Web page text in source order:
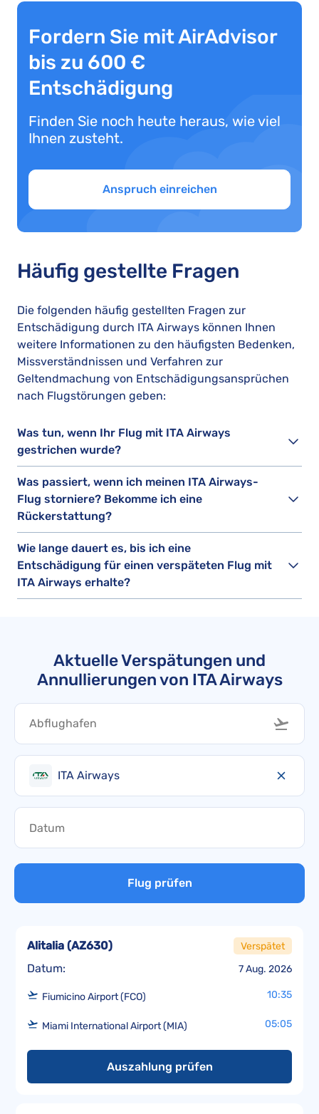
Fordern Sie mit AirAdvisor
bis zu 600 €
Entschädigung
Finden Sie noch heute heraus, wie viel
Ihnen zusteht.
Anspruch einreichen
Häufig gestellte Fragen
Die folgenden häufig gestellten Fragen zur
Entschädigung durch ITA Airways können Ihnen
weitere Informationen zu den häufigsten Bedenken,
Missverständnissen und Verfahren zur
Geltendmachung von Entschädigungsansprüchen
nach Flugstörungen geben:
Was tun, wenn Ihr Flug mit ITA Airways
gestrichen wurde?
Was passiert, wenn ich meinen ITA Airways-
Flug storniere? Bekomme ich eine
Rückerstattung?
Wie lange dauert es, bis ich eine
Entschädigung für einen verspäteten Flug mit
ITA Airways erhalte?
Aktuelle Verspätungen und
Annullierungen von ITA Airways
ITA Airways
Flug prüfen
Datum: 7 Aug. 2026
Alitalia (AZ630) Verspätet
Fiumicino Airport (FCO) 10:35
Miami International Airport (MIA) 05:05
Auszahlung prüfen